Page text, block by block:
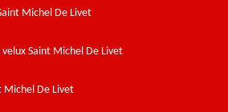
Michel De Livet
Saint Michel De Livet
Michel De Livet